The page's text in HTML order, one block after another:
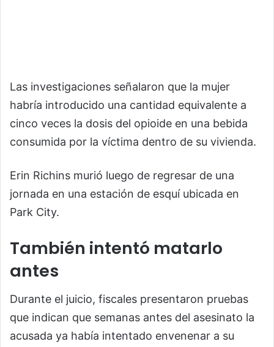
Las investigaciones señalaron que la mujer
habría introducido una cantidad equivalente a
cinco veces la dosis del opioide en una bebida
consumida por la víctima dentro de su vivienda.
Erin Richins murió luego de regresar de una
jornada en una estación de esquí ubicada en
Park City.
También intentó matarlo
antes
Durante el juicio, fiscales presentaron pruebas
que indican que semanas antes del asesinato la
acusada ya había intentado envenenar a su